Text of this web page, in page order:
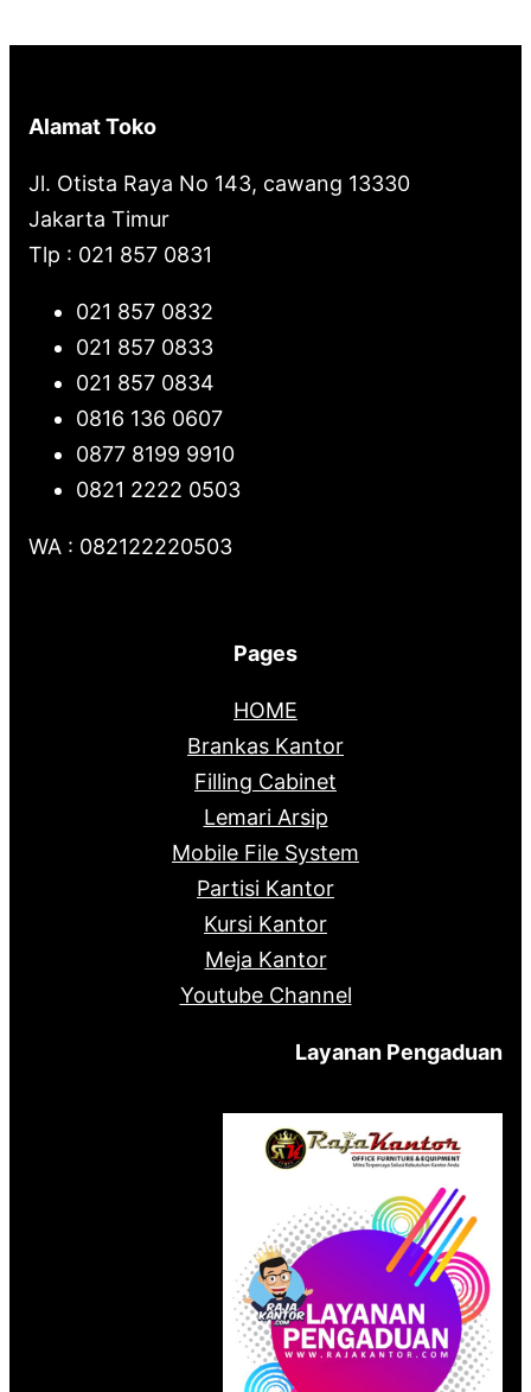
Alamat Toko
Jl. Otista Raya No 143, cawang 13330
Jakarta Timur
Tlp : 021 857 0831
021 857 0832
021 857 0833
021 857 0834
0816 136 0607
0877 8199 9910
0821 2222 0503
WA : 082122220503
Pages
HOME
Brankas Kantor
Filling Cabinet
Lemari Arsip
Mobile File System
Partisi Kantor
Kursi Kantor
Meja Kantor
Youtube Channel
Layanan Pengaduan